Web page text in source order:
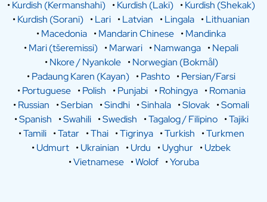
•Kurdish (Kermanshahi) •Kurdish (Laki) •Kurdish (Shekak)
•Kurdish (Sorani) •Lari •Latvian •Lingala •Lithuanian
•Macedonia •Mandarin Chinese •Mandinka
•Mari (tšeremissi) •Marwari •Namwanga •Nepali
•Nkore / Nyankole •Norwegian (Bokmål)
•Padaung Karen (Kayan) •Pashto •Persian/Farsi
•Portuguese •Polish •Punjabi •Rohingya •Romania
•Russian •Serbian •Sindhi •Sinhala •Slovak •Somali
•Spanish •Swahili •Swedish •Tagalog / Filipino •Tajiki
•Tamili •Tatar •Thai •Tigrinya •Turkish •Turkmen
•Udmurt •Ukrainian •Urdu •Uyghur •Uzbek
•Vietnamese •Wolof •Yoruba